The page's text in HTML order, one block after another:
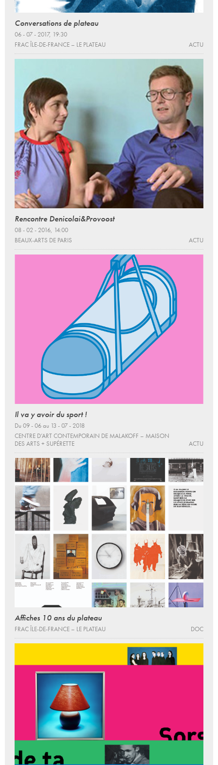
Conversations de plateau
06 - 07 - 2017, 19:30
FRAC ÎLE-DE-FRANCE – LE PLATEAU
ACTU
Rencontre Denicolai&Provoost
08 - 02 - 2016, 14:00
BEAUX-ARTS DE PARIS
ACTU
Il va y avoir du sport !
Du 09 - 06 au 13 - 07 - 2018
CENTRE D’ART CONTEMPORAIN DE MALAKOFF – MAISON
DES ARTS + SUPÉRETTE
ACTU
Affiches 10 ans du plateau
FRAC ÎLE-DE-FRANCE – LE PLATEAU DOC